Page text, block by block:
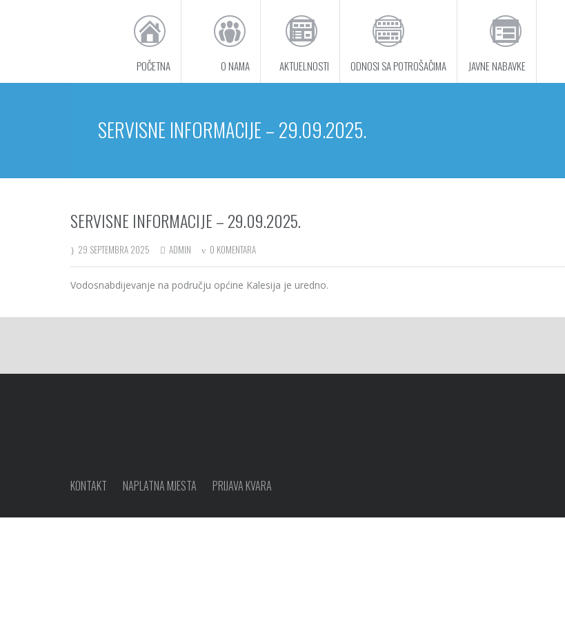
POČETNA O NAMA AKTUELNOSTI ODNOSI SA POTROŠAČIMA JAVNE NABAVKE
SERVISNE INFORMACIJE – 29.09.2025.
SERVISNE INFORMACIJE – 29.09.2025.
29 SEPTEMBRA 2025 ADMIN 0 KOMENTARA
Vodosnabdijevanje na području općine Kalesija je uredno.
KONTAKT NAPLATNA MJESTA PRIJAVA KVARA